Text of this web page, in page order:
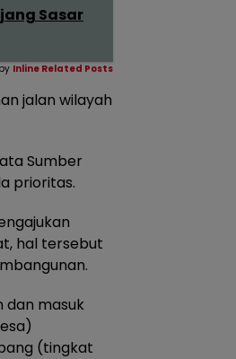
Sasar
Inline Related Posts
jalan wilayah
Sumber
prioritas.
hal tersebut
dan masuk
(tingkat